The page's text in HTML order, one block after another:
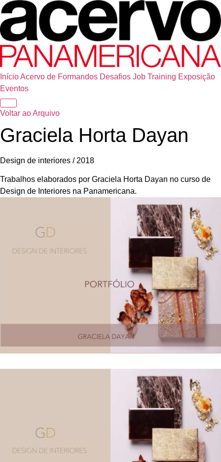
InícioAcervo de Formandos Desafios Job Training Exposição
Eventos
Voltar ao Arquivo
Graciela Horta Dayan
Design de interiores / 2018
Trabalhos elaborados por Graciela Horta Dayan no curso de
Design de Interiores na Panamericana.